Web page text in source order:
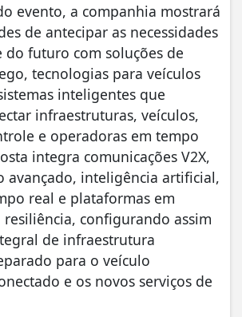
evento, a companhia mostrará
de antecipar as necessidades
futuro com soluções de
tecnologias para veículos
inteligentes que
infraestruturas, veículos,
e operadoras em tempo
integra comunicações V2X,
avançado, inteligência artificial,
real e plataformas em
configurando assim
de infraestrutura
para o veículo
e os novos serviços de